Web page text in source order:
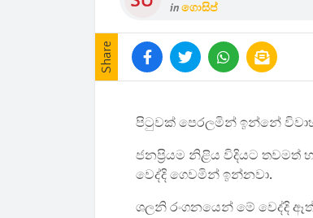
inගොසිප්
Share
පිටුවක් පෙරලමින් ඉන්නේ
ජනප්‍රියම නිළිය විදියට තවමත්
වෙද්දි ගෙවමින් ඉන්නවා.
ශලනි රංගනයෙන් මේ වෙද්දි